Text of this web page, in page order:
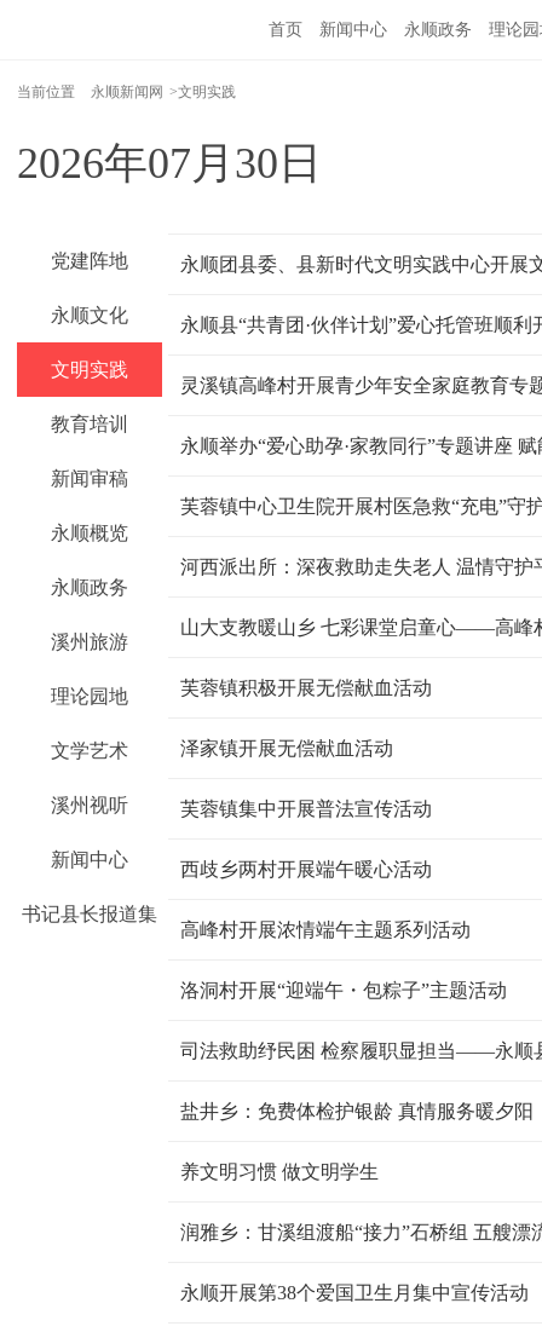
首页 新闻中心 永顺政务 理论
当前位置 永顺新闻网 >文明实践
2026年07月30日
党建阵地
永顺文化
文明实践
教育培训
新闻审稿
永顺概览
永顺政务
溪州旅游
理论园地
文学艺术
溪州视听
新闻中心
书记县长报道集
永顺团县委、县新时代文明实践中心开展
永顺县“共青团·伙伴计划”爱心托管班顺利
灵溪镇高峰村开展青少年安全家庭教育专
永顺举办“爱心助孕·家教同行”专题讲座
芙蓉镇中心卫生院开展村医急救“充电”守
河西派出所：深夜救助走失老人 温情守护
山大支教暖山乡 七彩课堂启童心——高峰
芙蓉镇积极开展无偿献血活动
泽家镇开展无偿献血活动
芙蓉镇集中开展普法宣传活动
西歧乡两村开展端午暖心活动
高峰村开展浓情端午主题系列活动
洛洞村开展“迎端午・包粽子”主题活动
盐井乡：免费体检护银龄 真情服务暖夕阳
养文明习惯 做文明学生
润雅乡：甘溪组渡船“接力”石桥组 五艘漂
永顺开展第38个爱国卫生月集中宣传活动